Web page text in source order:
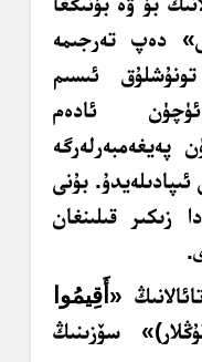
دەپ تەرجىمە
ئىسىم
ئادەم
پەيغەمبەرلەرگە
بۇنى
زىكىر قىلىنغان
« أَقِيمُوا
سۆزىنىڭ